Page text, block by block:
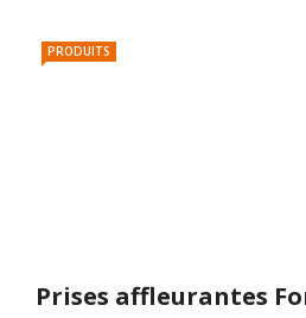
PRODUITS
Prises affleurantes